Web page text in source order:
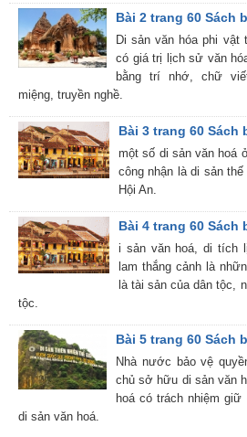
Bài 2 trang 60 Sách
Di sản văn hóa phi vật
có giá trị lịch sử văn
bằng trí nhớ, chữ
miệng, truyền nghề.
Bài 3 trang 60 Sách
một số di sản văn hoá
công nhận là di sản
Hội An.
Bài 4 trang 60 Sách
i sản văn hoá, di tích
lam thắng cảnh là
là tài sản của dân tộc,
tộc.
Bài 5 trang 60 Sách
Nhà nước bảo vệ
chủ sở hữu di sản văn
hoá có trách nhiệm
di sản văn hoá.